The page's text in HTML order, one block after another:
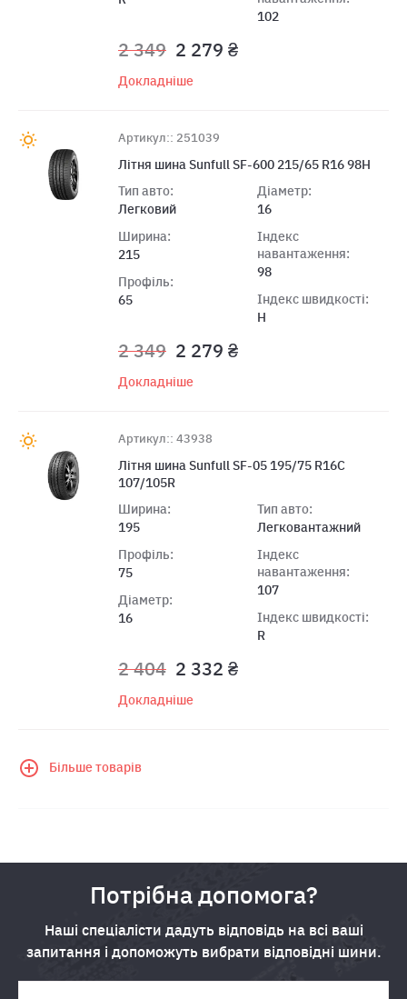
102
2 349 2 279 ₴
Докладніше
Артикул:: 251039
Літня шина Sunfull SF-600 215/65 R16 98H
Тип авто:
Легковий
Ширина:
215
Профіль:
65
Діаметр:
16
Індекс
навантаження:
98
Індекс швидкості:
H
2 349 2 279 ₴
Докладніше
Артикул:: 43938
Літня шина Sunfull SF-05 195/75 R16C
107/105R
Ширина:
195
Профіль:
75
Діаметр:
16
Тип авто:
Легковантажний
Індекс
навантаження:
107
Індекс швидкості:
R
2 404 2 332 ₴
Докладніше
Більше товарів
Потрібна допомога?
Наші спеціалісти дадуть відповідь на всі ваші
запитання і допоможуть вибрати відповідні шини.